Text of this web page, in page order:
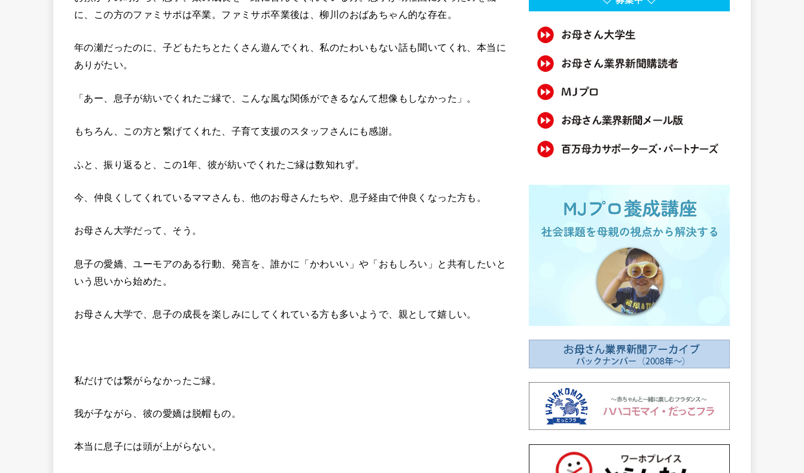
に、この方のファミサポは卒業。ファミサポ卒業後は、柳川のおばあちゃん的な存在。
年の瀬だったのに、子どもたちとたくさん遊んでくれ、私のたわいもない話も聞いてくれ、本当に
ありがたい。
「あー、息子が紡いでくれたご縁で、こんな風な関係ができるなんて想像もしなかった」。
もちろん、この方と繋げてくれた、子育て支援のスタッフさんにも感謝。
ふと、振り返ると、この1年、彼が紡いでくれたご縁は数知れず。
今、仲良くしてくれているママさんも、他のお母さんたちや、息子経由で仲良くなった方も。
お母さん大学だって、そう。
息子の愛嬌、ユーモアのある行動、発言を、誰かに「かわいい」や「おもしろい」と共有したいと
いう思いから始めた。
お母さん大学で、息子の成長を楽しみにしてくれている方も多いようで、親として嬉しい。
私だけでは繋がらなかったご縁。
我が子ながら、彼の愛嬌は脱帽もの。
本当に息子には頭が上がらない。